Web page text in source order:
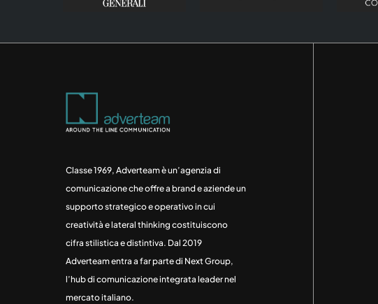
Classe 1969, Adverteam è un’agenzia di
comunicazione che offre a brand e aziende un
supporto strategico e operativo in cui
creatività e lateral thinking costituiscono
cifra stilistica e distintiva. Dal 2019
Adverteam entra a far parte di Next Group,
l’hub di comunicazione integrata leader nel
mercato italiano.